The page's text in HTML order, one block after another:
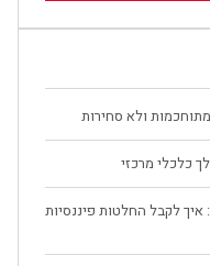
ולא סחירות
כלכלי מרכזי
לקבל החלטות פיננסיות